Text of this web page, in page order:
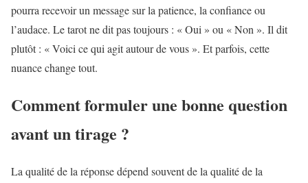
pourra recevoir un message sur la patience, la confiance ou
l’audace. Le tarot ne dit pas toujours : « Oui » ou « Non ». Il dit
plutôt : « Voici ce qui agit autour de vous ». Et parfois, cette
nuance change tout.
Comment formuler une bonne question
avant un tirage ?
La qualité de la réponse dépend souvent de la qualité de la